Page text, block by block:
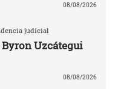
08/08/2026
judicial
Uzcátegui
08/08/2026